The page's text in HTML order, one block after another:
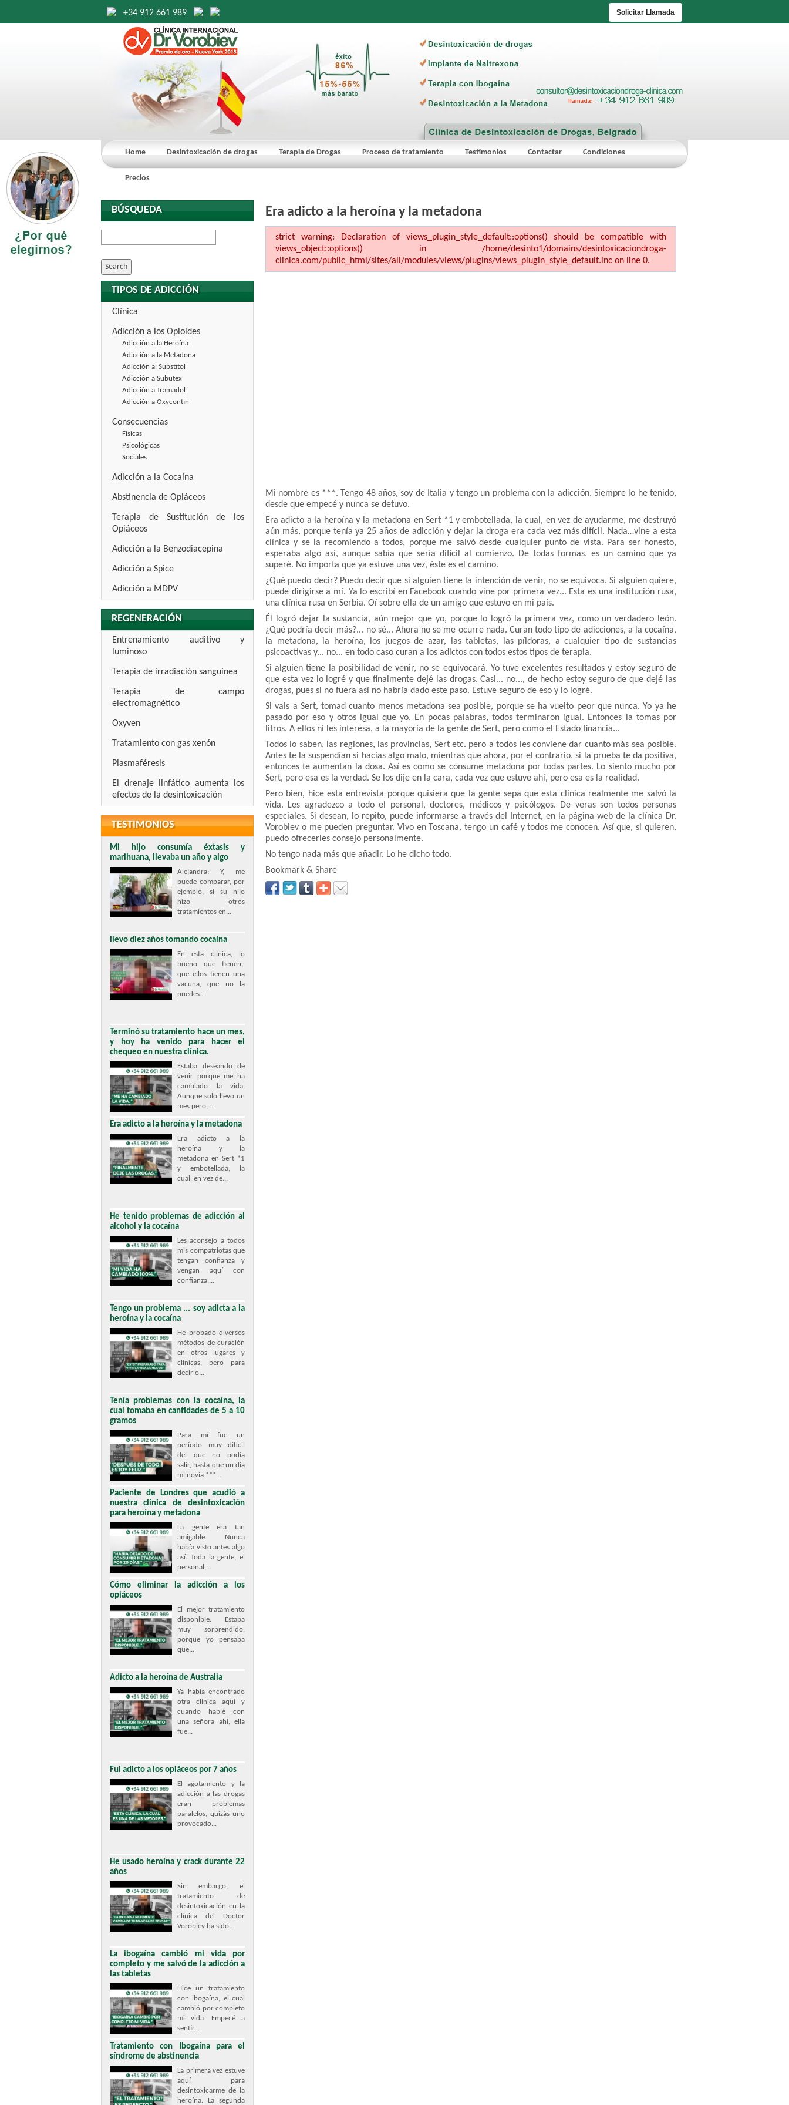
+34 912 661 989 Solicitar Llamada
Home Desintoxicación de drogas Terapia de Drogas Proceso de tratamiento Testimonios Contactar Condiciones
Precios
Era adicto a la heroína y la metadona
strict warning: Declaration of views_plugin_style_default::options() should be compatible with
views_object::options() in /home/desinto1/domains/desintoxicaciondroga-
clinica.com/public_html/sites/all/modules/views/plugins/views_plugin_style_default.inc on line 0.
Mi nombre es ***. Tengo 48 años, soy de Italia y tengo un problema con la adicción. Siempre lo he tenido,
desde que empecé y nunca se detuvo.
Era adicto a la heroína y la metadona en Sert *1 y embotellada, la cual, en vez de ayudarme, me destruyó
aún más, porque tenía ya 25 años de adicción y dejar la droga era cada vez más difícil. Nada…vine a esta
clínica y se la recomiendo a todos, porque me salvó desde cualquier punto de vista. Para ser honesto,
esperaba algo así, aunque sabía que sería difícil al comienzo. De todas formas, es un camino que ya
superé. No importa que ya estuve una vez, éste es el camino.
¿Qué puedo decir? Puedo decir que si alguien tiene la intención de venir, no se equivoca. Si alguien quiere,
puede dirigirse a mí. Ya lo escribí en Facebook cuando vine por primera vez... Esta es una institución rusa,
una clínica rusa en Serbia. Oí sobre ella de un amigo que estuvo en mi país.
Él logró dejar la sustancia, aún mejor que yo, porque lo logró la primera vez, como un verdadero león.
¿Qué podría decir más?... no sé... Ahora no se me ocurre nada. Curan todo tipo de adicciones, a la cocaína,
la metadona, la heroína, los juegos de azar, las tabletas, las píldoras, a cualquier tipo de sustancias
psicoactivas y... no... en todo caso curan a los adictos con todos estos tipos de terapia.
Si alguien tiene la posibilidad de venir, no se equivocará. Yo tuve excelentes resultados y estoy seguro de
que esta vez lo logré y que finalmente dejé las drogas. Casi... no..., de hecho estoy seguro de que dejé las
drogas, pues si no fuera así no habría dado este paso. Estuve seguro de eso y lo logré.
Si vais a Sert, tomad cuanto menos metadona sea posible, porque se ha vuelto peor que nunca. Yo ya he
pasado por eso y otros igual que yo. En pocas palabras, todos terminaron igual. Entonces la tomas por
litros. A ellos ni les interesa, a la mayoría de la gente de Sert, pero como el Estado financia...
Todos lo saben, las regiones, las provincias, Sert etc. pero a todos les conviene dar cuanto más sea posible.
Antes te la suspendían si hacías algo malo, mientras que ahora, por el contrario, si la prueba te da positiva,
entonces te aumentan la dosa. Así es como se consume metadona por todas partes. Lo siento mucho por
Sert, pero esa es la verdad. Se los dije en la cara, cada vez que estuve ahí, pero esa es la realidad.
Pero bien, hice esta entrevista porque quisiera que la gente sepa que esta clínica realmente me salvó la
vida. Les agradezco a todo el personal, doctores, médicos y psicólogos. De veras son todos personas
especiales. Si desean, lo repito, puede informarse a través del Internet, en la página web de la clínica Dr.
Vorobiev o me pueden preguntar. Vivo en Toscana, tengo un café y todos me conocen. Así que, si quieren,
puedo ofrecerles consejo personalmente.
No tengo nada más que añadir. Lo he dicho todo.
Bookmark & Share
BÚSQUEDA
TIPOS DE ADICCIÓN
Clínica
Adicción a los Opioides
Adicción a la Heroína
Adicción a la Metadona
Adicción al Substitol
Adicción a Subutex
Adicción a Tramadol
Adicción a Oxycontin
Consecuencias
Físicas
Psicológicas
Sociales
Adicción a la Cocaína
Abstinencia de Opiáceos
Terapia de Sustitución de los
Opiáceos
Adicción a la Benzodiacepina
Adicción a Spice
Adicción a MDPV
REGENERACIÓN
Entrenamiento auditivo y
luminoso
Terapia de irradiación sanguínea
Terapia de campo
electromagnético
Oxyven
Tratamiento con gas xenón
Plasmaféresis
El drenaje linfático aumenta los
efectos de la desintoxicación
TESTIMONIOS
Mi hijo consumía éxtasis y
marihuana, llevaba un año y algo
Alejandra: Y, me
puede comparar, por
ejemplo, si su hijo
hizo otros
tratamientos en...
llevo diez años tomando cocaína
En esta clínica, lo
bueno que tienen,
que ellos tienen una
vacuna, que no la
puedes...
Terminó su tratamiento hace un mes,
y hoy ha venido para hacer el
chequeo en nuestra clínica.
Estaba deseando de
venir porque me ha
cambiado la vida.
Aunque solo llevo un
mes pero,...
Era adicto a la heroína y la metadona
Era adicto a la
heroína y la
metadona en Sert *1
y embotellada, la
cual, en vez de...
He tenido problemas de adicción al
alcohol y la cocaína
Les aconsejo a todos
mis compatriotas que
tengan confianza y
vengan aquí con
confianza,...
Tengo un problema ... soy adicta a la
heroína y la cocaína
He probado diversos
métodos de curación
en otros lugares y
clínicas, pero para
decirlo...
Tenía problemas con la cocaína, la
cual tomaba en cantidades de 5 a 10
gramos
Para mí fue un
período muy difícil
del que no podía
salir, hasta que un día
mi novia ***...
Paciente de Londres que acudió a
nuestra clínica de desintoxicación
para heroína y metadona
La gente era tan
amigable. Nunca
había visto antes algo
así. Toda la gente, el
personal,...
Cómo eliminar la adicción a los
opiáceos
El mejor tratamiento
disponible. Estaba
muy sorprendido,
porque yo pensaba
que...
Adicto a la heroína de Australia
Ya había encontrado
otra clínica aquí y
cuando hablé con
una señora ahí, ella
fue...
Fui adicto a los opiáceos por 7 años
El agotamiento y la
adicción a las drogas
eran problemas
paralelos, quizás uno
provocado...
He usado heroína y crack durante 22
años
Sin embargo, el
tratamiento de
desintoxicación en la
clínica del Doctor
Vorobiev ha sido...
La ibogaína cambió mi vida por
completo y me salvó de la adicción a
las tabletas
Hice un tratamiento
con ibogaína, el cual
cambió por completo
mi vida. Empecé a
sentir...
Tratamiento con Ibogaína para el
síndrome de abstinencia
La primera vez estuve
aquí para
desintoxicarme de la
heroína. La segunda